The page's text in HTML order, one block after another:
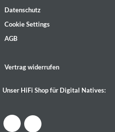
Datenschutz
Cookie Settings
AGB
Vertrag widerrufen
Unser HiFi Shop für Digital Natives: